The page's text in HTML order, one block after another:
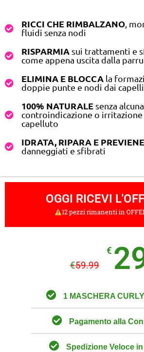
RICCI CHE RIMBALZANO,
fluidi senza nodi
RISPARMIAsui trattamenti e
come appena uscita dalla
ELIMINA E BLOCCAla
doppie punte e nodi dai capelli
100% NATURALEsenza alcuna
controindicazione o irritazione
capelluto
IDRATA, RIPARA E PREVIENE
danneggiati e sfibrati
OGGI RICEVI
12 pezzi rimanenti in
€59.99
€
1 MASCHERA
Pagamento alla
Spedizione Veloce in